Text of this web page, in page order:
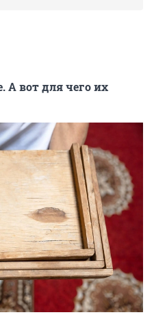
А вот для чего их